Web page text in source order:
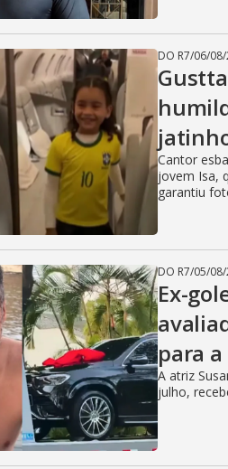
DO R7/06/
Cantor
jovem Isa,
garantiu
DO R7/05/
Ex-
para
A atriz
julho,